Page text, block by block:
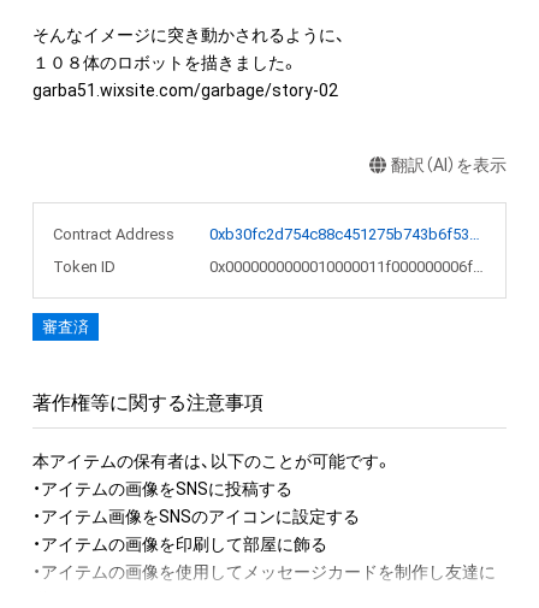
そんなイメージに突き動かされるように、
１０８体のロボットを描きました。
garba51.wixsite.com/garbage/story-02
翻訳（AI）を表示
Contract Address
0xb30fc2d754c88c451275b743b6f530f19f643683
Token ID
0x0000000000010000011f000000006f7e
審査済
著作権等に関する注意事項
本アイテムの保有者は、以下のことが可能です。
・アイテムの画像をSNSに投稿する
・アイテム画像をSNSのアイコンに設定する
・アイテムの画像を印刷して部屋に飾る
・アイテムの画像を使用してメッセージカードを制作し友達に